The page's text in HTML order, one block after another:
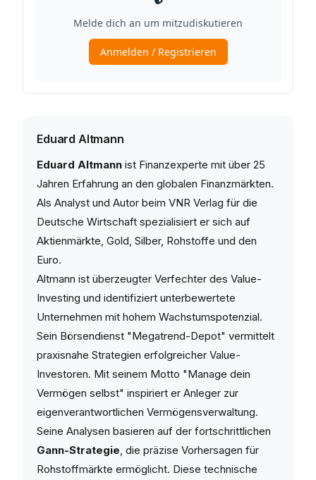
Eduard Altmann
Eduard Altmann ist Finanzexperte mit über 25
Jahren Erfahrung an den globalen Finanzmärkten.
Als Analyst und Autor beim VNR Verlag für die
Deutsche Wirtschaft spezialisiert er sich auf
Aktienmärkte, Gold, Silber, Rohstoffe und den
Euro.
Altmann ist überzeugter Verfechter des Value-
Investing und identifiziert unterbewertete
Unternehmen mit hohem Wachstumspotenzial.
Sein Börsendienst "Megatrend-Depot" vermittelt
praxisnahe Strategien erfolgreicher Value-
Investoren. Mit seinem Motto "Manage dein
Vermögen selbst" inspiriert er Anleger zur
eigenverantwortlichen Vermögensverwaltung.
Seine Analysen basieren auf der fortschrittlichen
Gann-Strategie , die präzise Vorhersagen für
Rohstoffmärkte ermöglicht. Diese technische